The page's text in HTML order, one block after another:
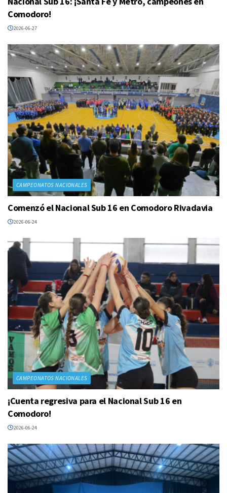
Comodoro!
2026-06-27
CAMPEONATOS NACIONALES
Comenzó el Nacional Sub 16 en Comodoro Rivadavia
2026-06-24
CAMPEONATOS NACIONALES
¡Cuenta regresiva para el Nacional Sub 16 en
Comodoro!
2026-06-24